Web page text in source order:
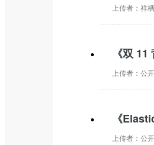
上传者： 祥栖
《双
上传者： 公
《
上传者： 公